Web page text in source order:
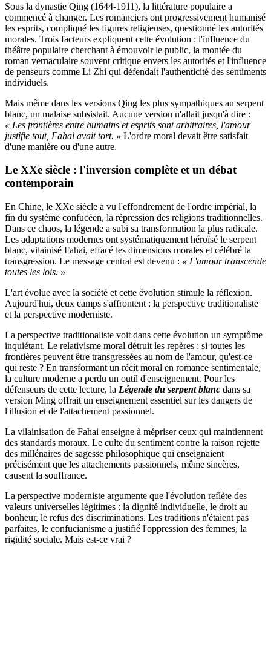
Sous la dynastie Qing (1644-1911), la littérature populaire a
commencé à changer. Les romanciers ont progressivement humanisé
les esprits, compliqué les figures religieuses, questionné les autorités
morales. Trois facteurs expliquent cette évolution : l'influence du
théâtre populaire cherchant à émouvoir le public, la montée du
roman vernaculaire souvent critique envers les autorités et l'influence
de penseurs comme Li Zhi qui défendait l'authenticité des sentiments
individuels.
Mais même dans les versions Qing les plus sympathiques au serpent
blanc, un malaise subsistait. Aucune version n'allait jusqu'à dire :
« Les frontières entre humains et esprits sont arbitraires, l'amour
justifie tout, Fahai avait tort. » L'ordre moral devait être satisfait
d'une manière ou d'une autre.
Le XXe siècle : l'inversion complète et un débat
contemporain
En Chine, le XXe siècle a vu l'effondrement de l'ordre impérial, la
fin du système confucéen, la répression des religions traditionnelles.
Dans ce chaos, la légende a subi sa transformation la plus radicale.
Les adaptations modernes ont systématiquement héroïsé le serpent
blanc, vilainisé Fahai, effacé les dimensions morales et célébré la
transgression. Le message central est devenu : « L'amour transcende
toutes les lois. »
L'art évolue avec la société et cette évolution stimule la réflexion.
Aujourd'hui, deux camps s'affrontent : la perspective traditionaliste
et la perspective moderniste.
La perspective traditionaliste voit dans cette évolution un symptôme
inquiétant. Le relativisme moral détruit les repères : si toutes les
frontières peuvent être transgressées au nom de l'amour, qu'est-ce
qui reste ? En transformant un récit moral en romance sentimentale,
la culture moderne a perdu un outil d'enseignement. Pour les
défenseurs de cette lecture, la Légende du serpent blanc dans sa
version Ming offrait un enseignement essentiel sur les dangers de
l'illusion et de l'attachement passionnel.
La vilainisation de Fahai enseigne à mépriser ceux qui maintiennent
des standards moraux. Le culte du sentiment contre la raison rejette
des millénaires de sagesse philosophique qui enseignaient
précisément que les attachements passionnels, même sincères,
causent la souffrance.
La perspective moderniste argumente que l'évolution reflète des
valeurs universelles légitimes : la dignité individuelle, le droit au
bonheur, le refus des discriminations. Les traditions n'étaient pas
parfaites, le confucianisme a justifié l'oppression des femmes, la
rigidité sociale. Mais est-ce vrai ?